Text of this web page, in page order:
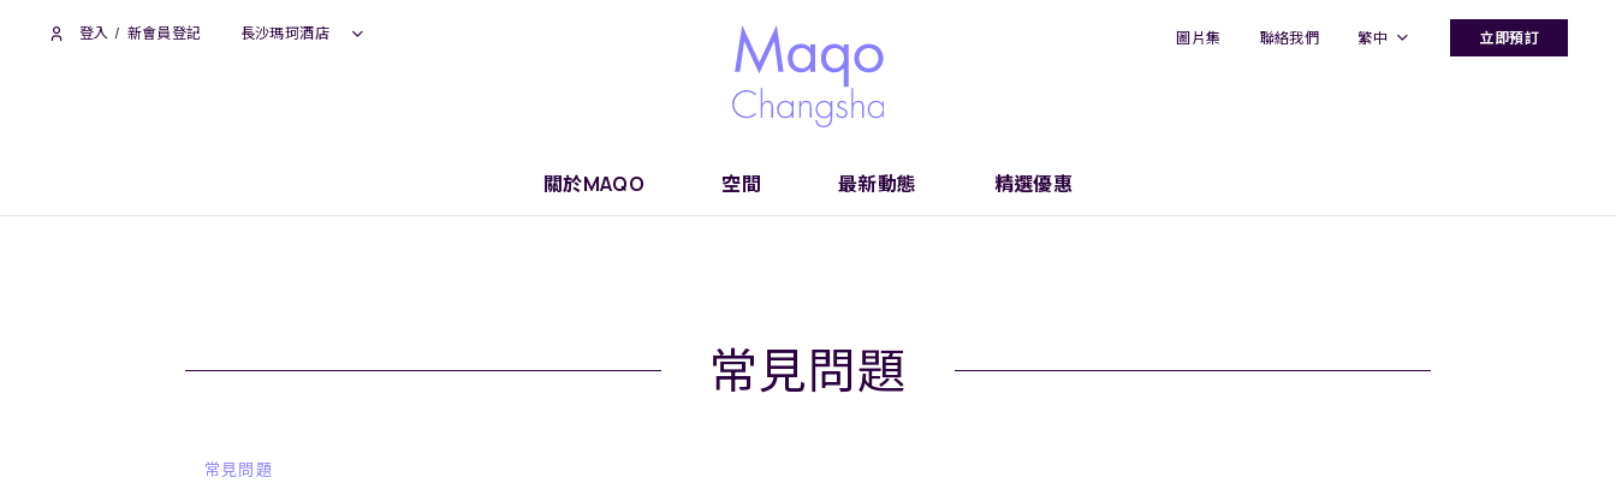
登入 / 新會員登記 長沙瑪珂酒店 圖片集 聯絡我們 繁中 立即預訂
關於MAQO 空間 最新動態 精選優惠
常見問題
常見問題